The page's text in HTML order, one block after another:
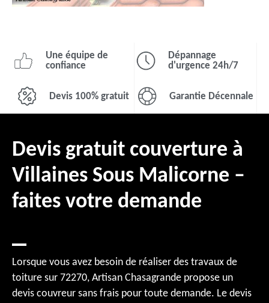
Une équipe de
confiance
Dépannage
d'urgence 24h/7
Devis 100% gratuit Garantie Décennale
Devis gratuit couverture à
Villaines Sous Malicorne –
faites votre demande
Lorsque vous avez besoin de réaliser des travaux de
toiture sur 72270, Artisan Chasagrande propose un
devis couvreur sans frais pour toute demande. Le devis